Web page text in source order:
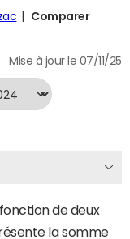
Comparer
Mise à jour le 07/11/25
de deux
la somme